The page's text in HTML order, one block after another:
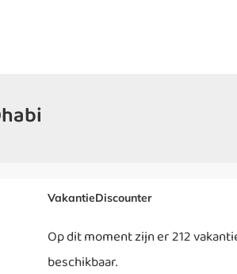
VakantieDiscounter
Op dit moment zijn er 212
beschikbaar.